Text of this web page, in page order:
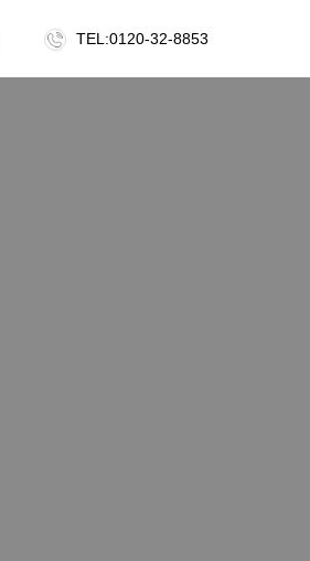
TEL:0120-32-8853